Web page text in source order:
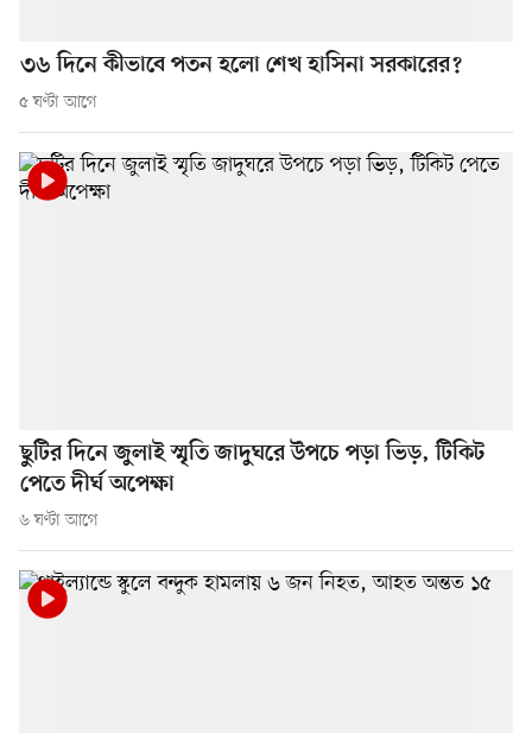
৩৬ দিনে কীভাবে পতন হলো শেখ হাসিনা সরকারের?
৫ ঘণ্টা আগে
ছুটির দিনে জুলাই স্মৃতি জাদুঘরে উপচে পড়া ভিড়, টিকিট
পেতে দীর্ঘ অপেক্ষা
৬ ঘণ্টা আগে